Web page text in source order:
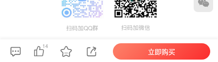
扫码加QQ群 扫码加微信
14
立即购买